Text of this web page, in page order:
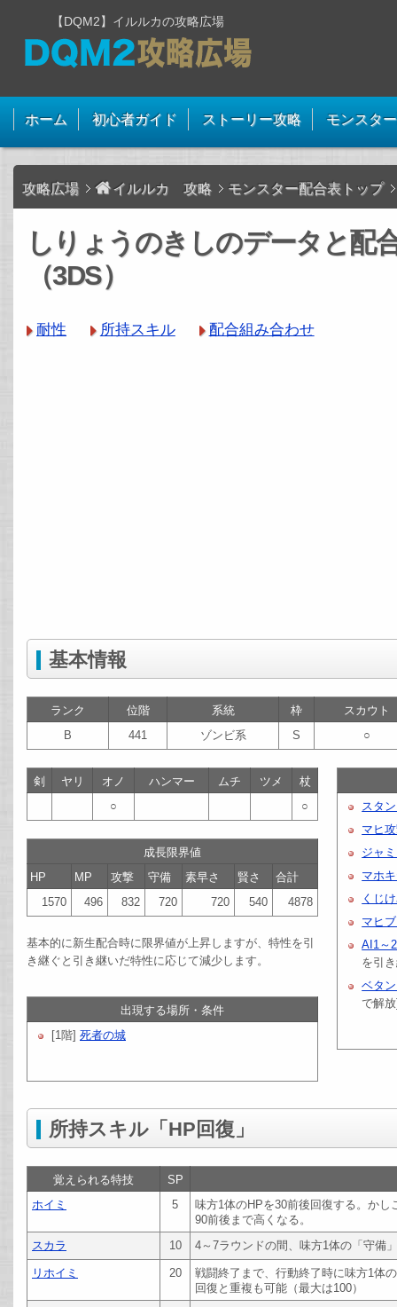
【DQM2】イルルカの攻略広場
ホーム 初心者ガイド ストーリー攻略 モンスタ
攻略広場 イルルカ 攻略 モンスター配合表トップ
しりょうのきしのデータと
（3DS）
耐性 所持スキル 配合組み合わせ
基本情報
ランク 位階 系統 枠
スカウト
B
441 ゾンビ系 S ○
剣 ヤリ オノ ハンマー ムチ ツメ
杖
○
○
成長限界値
HP
MP 攻撃 守備 素早さ 賢さ
合計
1570
496 832 720 720 540 4878
基本的に新生配合時に限界値が上昇しますが、特性を引
き継ぐと引き継いだ特性に応じて減少します。
出現する場所・条件
[1階] 死者の城
スタ
マヒ
ジャ
マホ
くじ
マヒ
AI1～
を引
ベタ
で解
所持スキル「HP回復」
覚えられる特技
SP
ホイミ
5
味方1体のHPを30前後回復する。か
90前後まで高くなる。
スカラ
10 4～7ラウンドの間、味方1体の「守備
リホイミ 20
戦闘終了まで、行動終了時に味方1体
回復と重複も可能（最大は100）